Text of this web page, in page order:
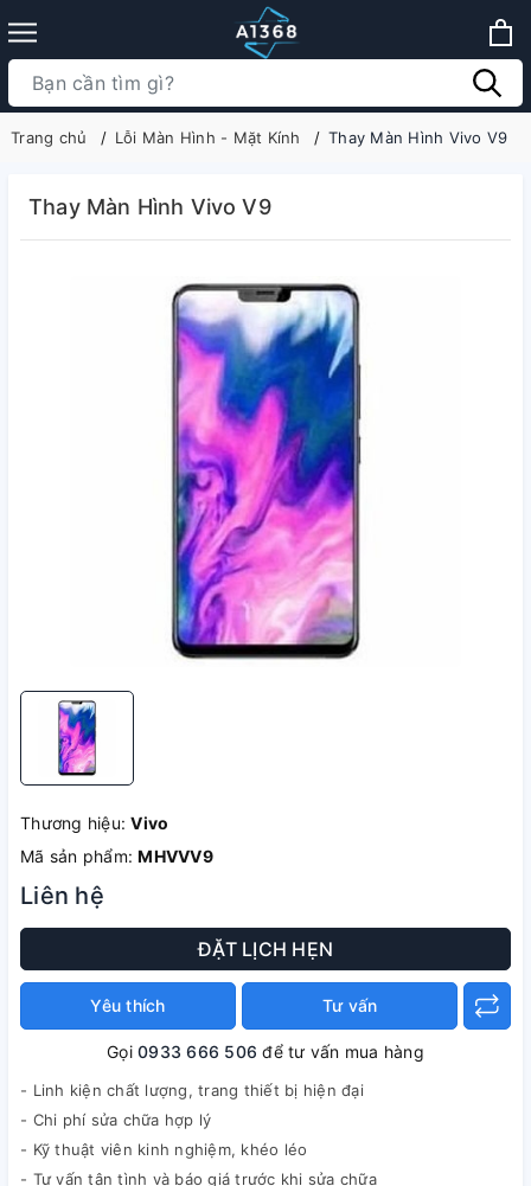
Trang chủ Lỗi Màn Hình - Mặt Kính Thay Màn Hình Vivo V9
Thay Màn Hình Vivo V9
Thương hiệu:Vivo
Mã sản phẩm:MHVVV9
Liên hệ
ĐẶT LỊCH HẸN
Yêu thích Tư vấn
Gọi0933 666 506 để tư vấn mua hàng
- Linh kiện chất lượng, trang thiết bị hiện đại
- Chi phí sửa chữa hợp lý
- Kỹ thuật viên kinh nghiệm, khéo léo
- Tư vấn tận tình và báo giá trước khi sửa chữa